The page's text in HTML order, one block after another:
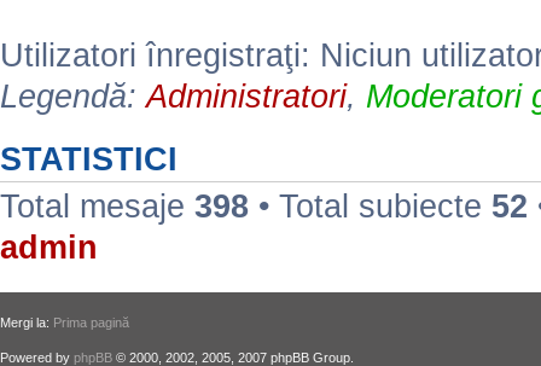
Utilizatori înregistraţi: Niciun
Legendă:Administratori, Moderatori
STATISTICI
Total mesaje 398 • Total subiecte 52
admin
Mergi la: Prima pagină
Powered by phpBB © 2000, 2002, 2005, 2007 phpBB Group.